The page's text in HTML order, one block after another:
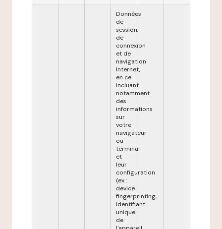
Données
de
session,
de
connexion
et de
navigation
Internet,
en ce
incluant
notamment
des
informations
sur
votre
navigateur
ou
terminal
et
leur
configuration
(ex :
device
fingerprinting,
identifiant
unique
de